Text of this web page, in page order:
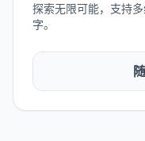
探索无限可能，支持
字。